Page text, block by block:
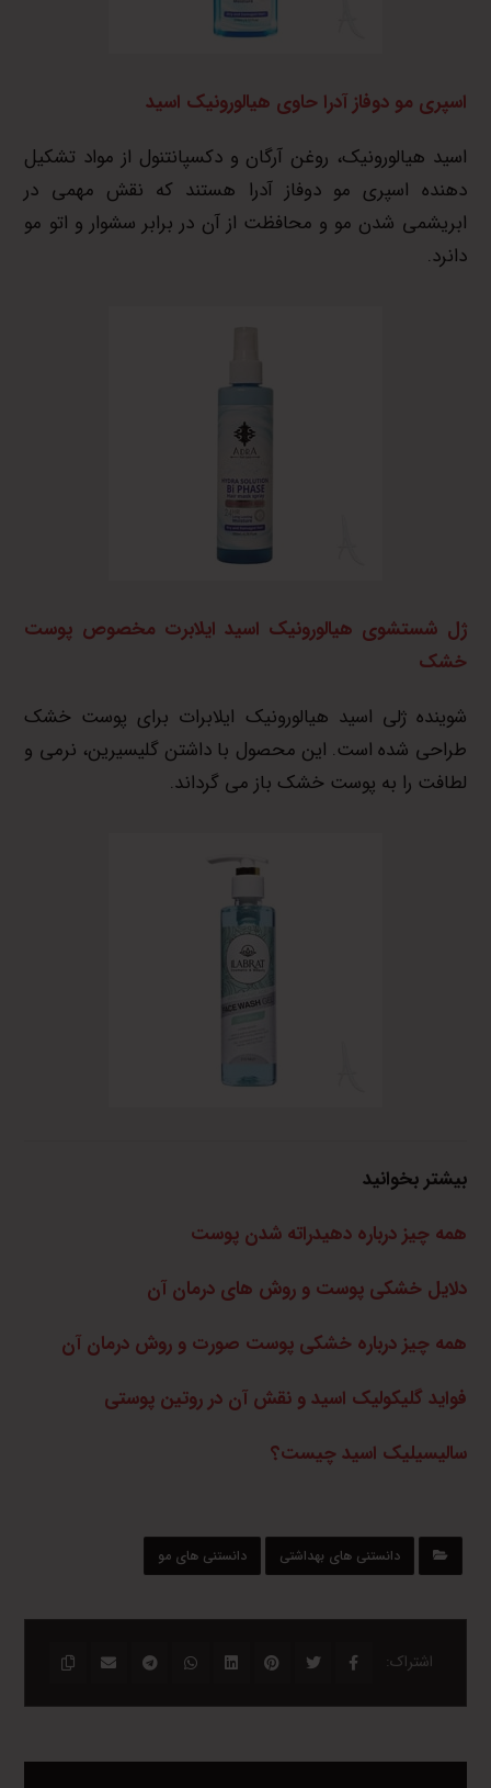
اسپری مو دوفاز آدرا حاوی هیالورونیک اسید
اسید هیالورونیک، روغن آرگان و دکسپانتنول از مواد تشکیل
دهنده اسپری مو دوفاز آدرا هستند که نقش مهمی در
ابریشمی شدن مو و محافظت از آن در برابر سشوار و اتو مو
دانرد.
ژل شستشوی هیالورونیک اسید ایلابرت مخصوص پوست
خشک
شوینده ژلی اسید هیالورونیک ایلابرات برای پوست خشک
طراحی شده است. این محصول با داشتن گلیسیرین، نرمی و
لطافت را به پوست خشک باز می گرداند.
بیشتر بخوانید
همه چیز درباره دهیدراته شدن پوست
دلایل خشکی پوست و روش های درمان آن
همه چیز درباره خشکی پوست صورت و روش درمان آن
فواید گلیکولیک اسید و نقش آن در روتین پوستی
سالیسیلیک اسید چیست؟
دانستنی های بهداشتی دانستنی های مو